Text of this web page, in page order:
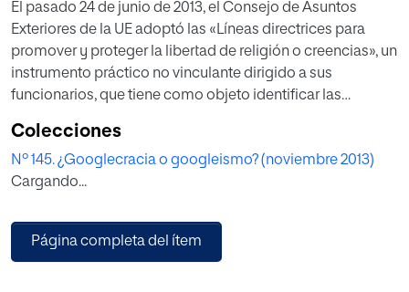
El pasado 24 de junio de 2013, el Consejo de Asuntos
Exteriores de la UE adoptó las «Líneas directrices para
promover y proteger la libertad de religión o creencias», un
instrumento práctico no vinculante dirigido a sus
funcionarios, que tiene como objeto identificar las
creencia y establecer pautas de reacción ante ellas. El
texto contiene multitud de aciertos, pero no pocas
sombras que son objeto de análisis en el presente artículo.
Colecciones
Nº 145. ¿Googlecracia o googleismo? (noviembre 2013)
Cargando...
Página completa del ítem